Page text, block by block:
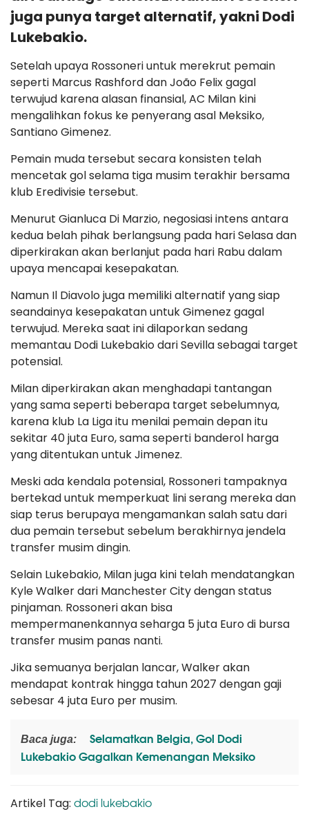
juga punya target alternatif, yakni Dodi
Lukebakio.
Setelah upaya Rossoneri untuk merekrut pemain
seperti Marcus Rashford dan João Felix gagal
terwujud karena alasan finansial, AC Milan kini
mengalihkan fokus ke penyerang asal Meksiko,
Santiano Gimenez.
Pemain muda tersebut secara konsisten telah
mencetak gol selama tiga musim terakhir bersama
klub Eredivisie tersebut.
Menurut Gianluca Di Marzio, negosiasi intens antara
kedua belah pihak berlangsung pada hari Selasa dan
diperkirakan akan berlanjut pada hari Rabu dalam
upaya mencapai kesepakatan.
Namun Il Diavolo juga memiliki alternatif yang siap
seandainya kesepakatan untuk Gimenez gagal
terwujud. Mereka saat ini dilaporkan sedang
memantau Dodi Lukebakio dari Sevilla sebagai target
potensial.
Milan diperkirakan akan menghadapi tantangan
yang sama seperti beberapa target sebelumnya,
karena klub La Liga itu menilai pemain depan itu
sekitar 40 juta Euro, sama seperti banderol harga
yang ditentukan untuk Jimenez.
Meski ada kendala potensial, Rossoneri tampaknya
bertekad untuk memperkuat lini serang mereka dan
siap terus berupaya mengamankan salah satu dari
dua pemain tersebut sebelum berakhirnya jendela
transfer musim dingin.
Selain Lukebakio, Milan juga kini telah mendatangkan
Kyle Walker dari Manchester City dengan status
pinjaman. Rossoneri akan bisa
mempermanenkannya seharga 5 juta Euro di bursa
transfer musim panas nanti.
Jika semuanya berjalan lancar, Walker akan
mendapat kontrak hingga tahun 2027 dengan gaji
sebesar 4 juta Euro per musim.
Baca juga:
Selamatkan Belgia, Gol Dodi
Lukebakio Gagalkan Kemenangan Meksiko
Artikel Tag: dodi lukebakio